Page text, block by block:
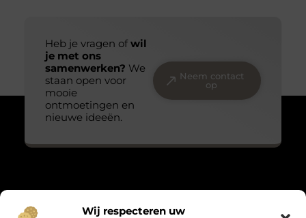
Wij respecteren uw
Jouw perfecte verpakking: maatwerk voor iedereen
Of je nu een bedrijf runt of gewoon op zoek bent naar
de perfecte verpakking voor je persoonlijke spullen,
maatwerk